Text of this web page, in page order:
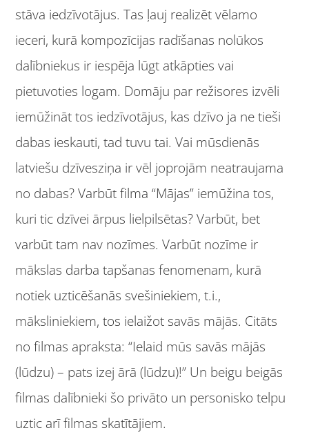
stāva iedzīvotājus. Tas ļauj realizēt vēlamo
ieceri, kurā kompozīcijas radīšanas nolūkos
dalībniekus ir iespēja lūgt atkāpties vai
pietuvoties logam. Domāju par režisores izvēli
iemūžināt tos iedzīvotājus, kas dzīvo ja ne tieši
dabas ieskauti, tad tuvu tai. Vai mūsdienās
latviešu dzīvesziņa ir vēl joprojām neatraujama
no dabas? Varbūt filma “Mājas” iemūžina tos,
kuri tic dzīvei ārpus lielpilsētas? Varbūt, bet
varbūt tam nav nozīmes. Varbūt nozīme ir
mākslas darba tapšanas fenomenam, kurā
notiek uzticēšanās svešiniekiem, t.i.,
māksliniekiem, tos ielaižot savās mājās. Citāts
no filmas apraksta: “Ielaid mūs savās mājās
(lūdzu) – pats izej ārā (lūdzu)!” Un beigu beigās
filmas dalībnieki šo privāto un personisko telpu
uztic arī filmas skatītājiem.